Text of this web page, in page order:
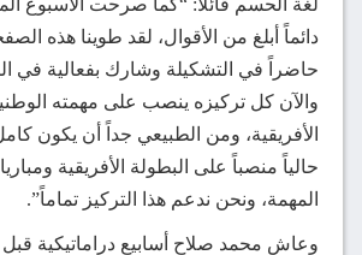
دائماً أبلغ من الأقوال، لقد طوينا هذه
حاضراً في التشكيلة وشارك بفعالية في
والآن كل تركيزه ينصب على مهمته
الأفريقية، ومن الطبيعي جداً أن يكون
حالياً منصباً على البطولة الأفريقية
المهمة، ونحن ندعم هذا التركيز تماماً”.
وعاش محمد صلاح أسابيع دراماتيكية قبل